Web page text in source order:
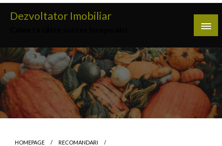
Skip
Dezvoltator Imobiliar
HOMEPAGE
RECOMANDARI